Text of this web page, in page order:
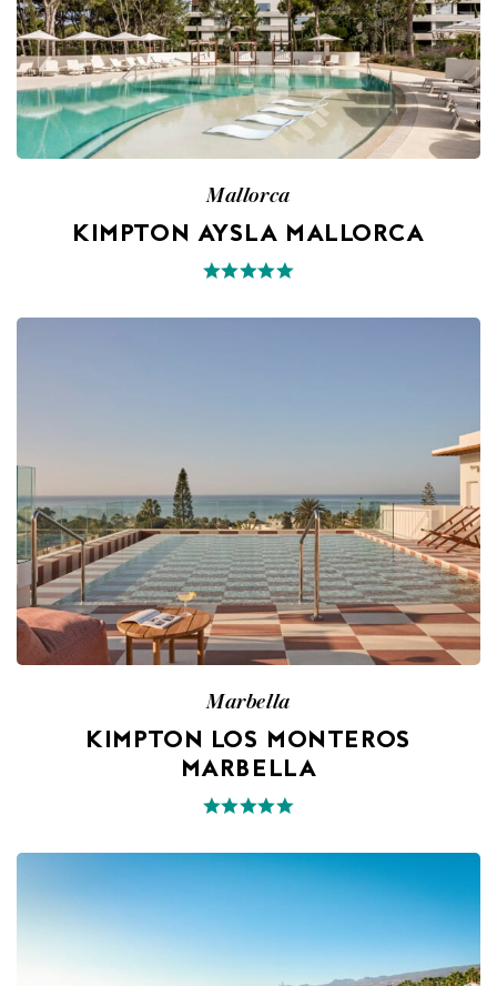
Mallorca
KIMPTON AYSLA MALLORCA
Marbella
KIMPTON LOS MONTEROS
MARBELLA